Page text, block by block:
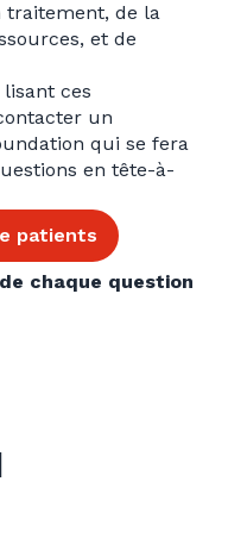
traitement, de la
et de
ces
un
qui se fera
en tête-à-
patients
chaque question